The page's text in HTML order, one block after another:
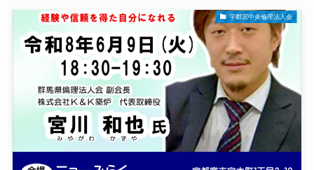
宇都宮中央倫理法人会